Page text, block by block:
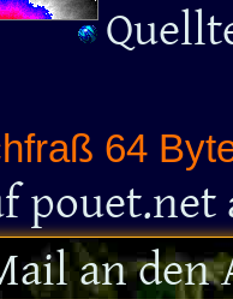
64
pouet.net
an den